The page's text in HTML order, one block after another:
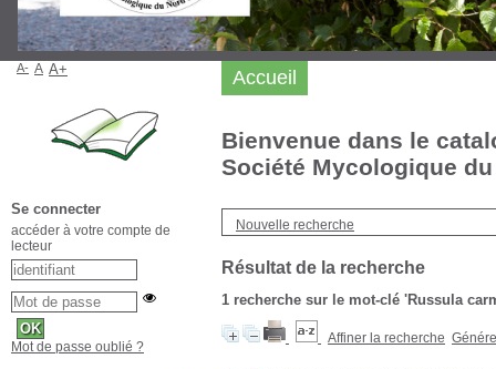
Bienvenue dans le
Société Mycologique
Nouvelle recherche
Résultat de la recherche
1 recherche sur le mot-clé 'Russula
Affiner la recherche
Accueil
A- A A+
Se connecter
accéder à votre compte de
lecteur
Mot de passe oublié ?